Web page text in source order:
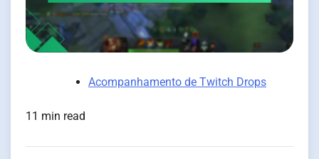
Acompanhamento de Twitch Drops
11 min read